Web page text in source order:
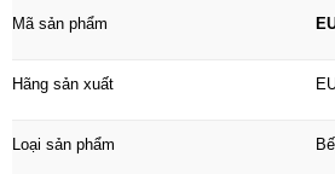
đun nấu bị trào nước. Lửa tắt sau 3
thiết kế với thời gian đánh lửa phải từ
Mã sản phẩm
Hãng sản xuất
Loại sản phẩm